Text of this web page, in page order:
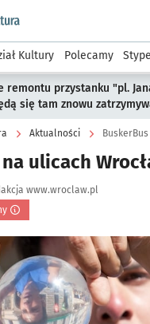
wroclaw.pl podserwis:
Kultury Polecamy
remontu przystanku "pl.
się tam znowu
Aktualności
ulicach
www.wroclaw.pl